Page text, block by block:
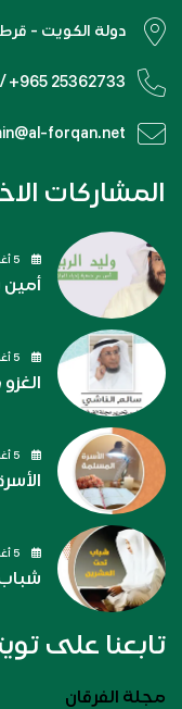
دولة الكويت -
+965 25362733
forqan.net
المشاركات
أمين
شباب
تابعنا على
مجلة الفرقان